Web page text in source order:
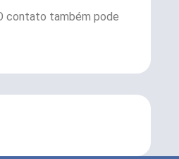
contato também pode